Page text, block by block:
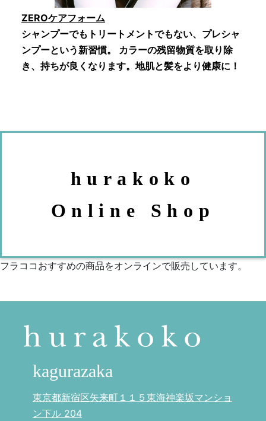
ZEROケアフォーム
シャンプーでもトリートメントでもない、プレシャ
ンプーという新習慣。 カラーの残留物質を取り除
き、持ちが良くなります。地肌と髪をより健康に！
hurakoko
Online Shop
フラココおすすめの商品をオンラインで販売しています。
kagurazaka
東京都新宿区矢来町１１５東海神楽坂マンショ
ン下ル 204